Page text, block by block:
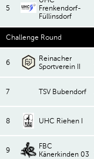
5
Frenkendorf-
Füllinsdorf
Challenge Round
6
Reinacher
Sportverein II
7 TSV Bubendorf
8 UHC Riehen I
9
FBC
Känerkinden 03